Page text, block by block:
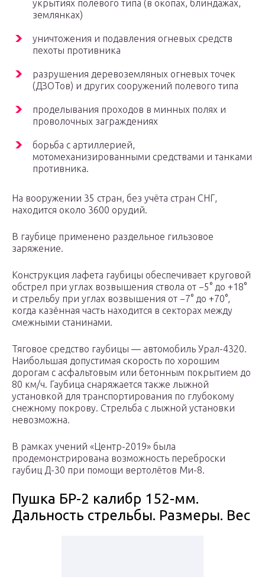
укрытиях полевого типа (в окопах, блиндажах,
землянках)
уничтожения и подавления огневых средств
пехоты противника
разрушения деревоземляных огневых точек
(ДЗОТов) и других сооружений полевого типа
проделывания проходов в минных полях и
проволочных заграждениях
борьба с артиллерией,
мотомеханизированными средствами и танками
противника.
На вооружении 35 стран, без учёта стран СНГ,
находится около 3600 орудий.
В гаубице применено раздельное гильзовое
заряжение.
Конструкция лафета гаубицы обеспечивает круговой
обстрел при углах возвышения ствола от −5° до +18°
и стрельбу при углах возвышения от −7° до +70°,
когда казённая часть находится в секторах между
смежными станинами.
Тяговое средство гаубицы — автомобиль Урал-4320.
Наибольшая допустимая скорость по хорошим
дорогам с асфальтовым или бетонным покрытием до
80 км/ч. Гаубица снаряжается также лыжной
установкой для транспортирования по глубокому
снежному покрову. Стрельба с лыжной установки
невозможна.
В рамках учений «Центр-2019» была
продемонстрирована возможность переброски
гаубиц Д-30 при помощи вертолётов Ми-8.
Пушка БР-2 калибр 152-мм.
Дальность стрельбы. Размеры. Вес